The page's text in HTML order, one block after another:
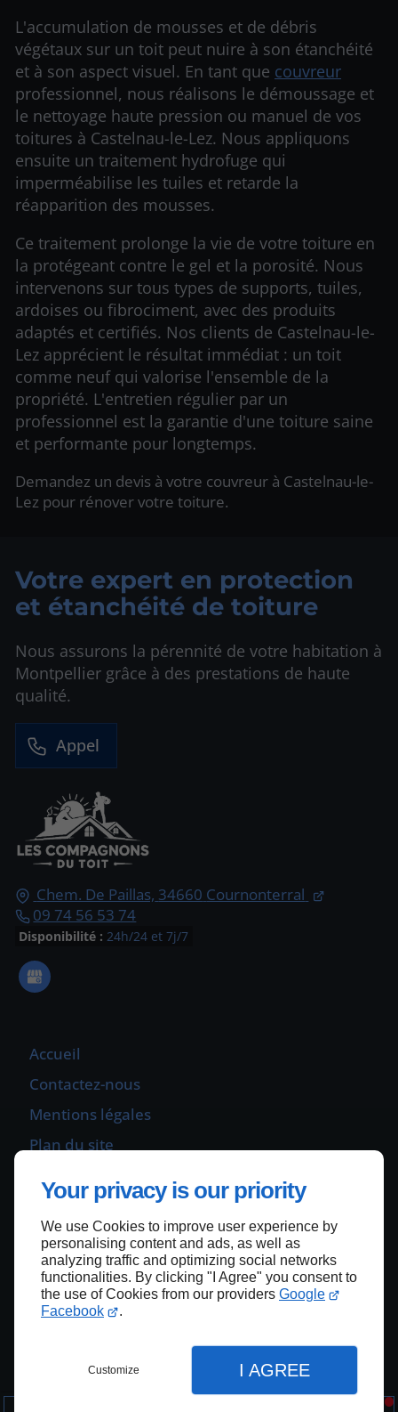
Your privacy is our priority
We use Cookies to improve user experience by
personalising content and ads, as well as
analyzing traffic and optimizing social networks
functionalities. By clicking "I Agree" you consent to
the use of Cookies from our providers Google
Facebook
.
Customize I AGREE
L'accumulation de mousses et de débris
végétaux sur un toit peut nuire à son étanchéité
et à son aspect visuel. En tant que couvreur
professionnel, nous réalisons le démoussage et
le nettoyage haute pression ou manuel de vos
toitures à Castelnau-le-Lez. Nous appliquons
ensuite un traitement hydrofuge qui
imperméabilise les tuiles et retarde la
réapparition des mousses.
Ce traitement prolonge la vie de votre toiture en
la protégeant contre le gel et la porosité. Nous
intervenons sur tous types de supports, tuiles,
ardoises ou fibrociment, avec des produits
adaptés et certifiés. Nos clients de Castelnau-le-
Lez apprécient le résultat immédiat : un toit
comme neuf qui valorise l'ensemble de la
propriété. L'entretien régulier par un
professionnel est la garantie d'une toiture saine
et performante pour longtemps.
Demandez un devis à votre couvreur à Castelnau-le-
Lez pour rénover votre toiture.
Chem. De Paillas, 34660 Cournonterral
09 74 56 53 74
Disponibilité : 24h/24 et 7j/7
Accueil
Contactez-nous
Mentions légales
Plan du site
Votre expert en protection
et étanchéité de toiture
Nous assurons la pérennité de votre habitation à
Montpellier grâce à des prestations de haute
qualité.
Appel
Haut de page